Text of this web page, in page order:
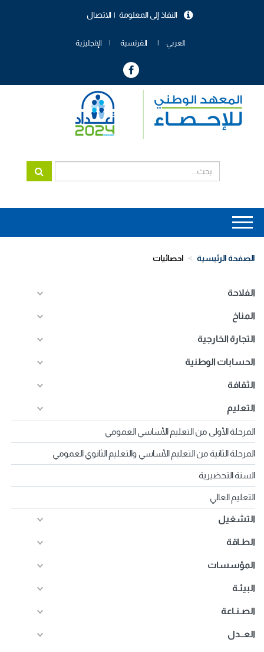
الاتصال النفاذ إلى المعلومة
العربي الفرنسية الإنجليزية
Main
navigation
الصفحة الرئيسية احصائيات
الفلاحة
المناخ
التجارة الخارجية
الحسابات الوطنية
الثقافة
التعليم
المرحلة الأولى من التعليم الأساسي العمومي
المرحلة الثانية من التعليم الأساسي والتعليم الثانوي العمومي
السنة التحضيرية
التعليم العالي
التشغيل
الطـاقة
المؤسسات
البيئـة
الصـنـاعة
العــدل